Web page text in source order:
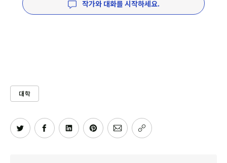
작가와 대화를 시작하세요.
대학